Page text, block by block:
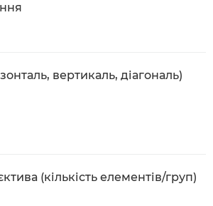
вертикаль, діагональ)
(кількість елементів/груп)